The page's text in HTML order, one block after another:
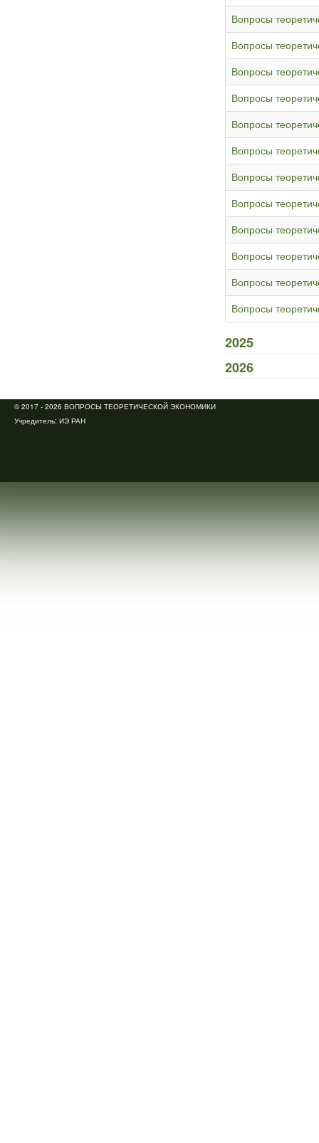
Вопросы
Вопросы
Вопросы
Вопросы
Вопросы
Вопросы
Вопросы
Вопросы
Вопросы
Вопросы
Вопросы
Вопросы
2025
2026
© 2017 - 2026 ВОПРОСЫ ТЕОРЕТИЧЕСКОЙ ЭКОНОМИКИ
Учредитель: ИЭ РАН